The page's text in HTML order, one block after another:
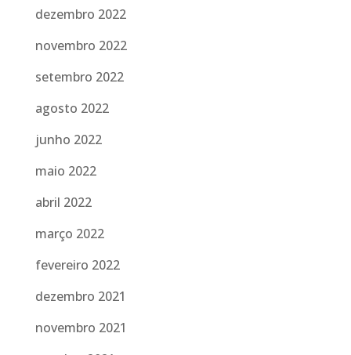
dezembro 2022
novembro 2022
setembro 2022
agosto 2022
junho 2022
maio 2022
abril 2022
março 2022
fevereiro 2022
dezembro 2021
novembro 2021